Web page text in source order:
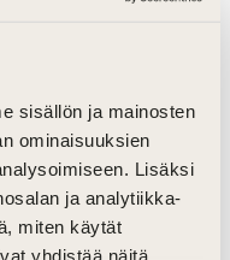
sisällön ja mainosten
ominaisuuksien
Lisäksi
ja analytiikka-
miten käytät
yhdistää näitä